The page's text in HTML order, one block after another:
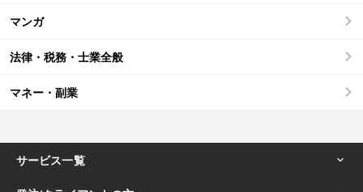
マンガ
法律・税務・士業全般
マネー・副業